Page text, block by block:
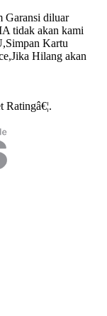
Garansi diluar
tidak akan kami
Kartu
Hilang akan